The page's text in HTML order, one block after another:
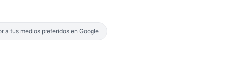
a tus medios preferidos en Google